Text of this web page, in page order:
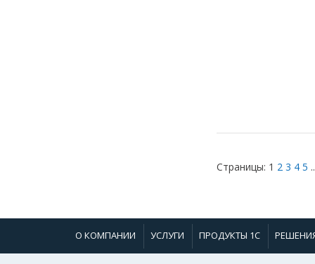
Страницы: 1 2 3 4 5
О КОМПАНИИ УСЛУГИ ПРОДУКТЫ 1С